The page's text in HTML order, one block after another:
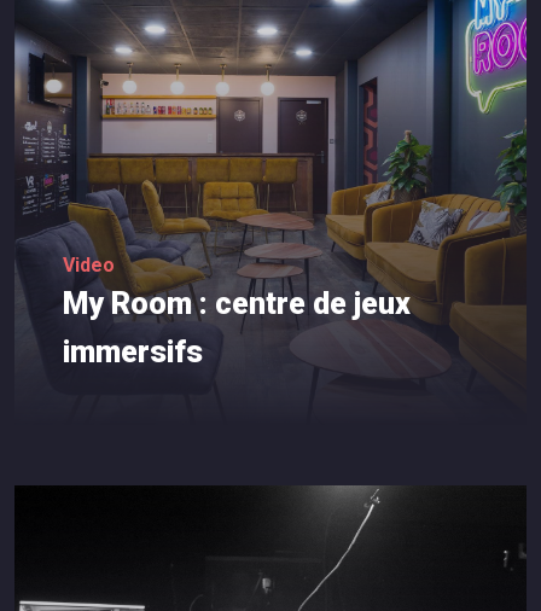
Video
My Room : centre de jeux
immersifs